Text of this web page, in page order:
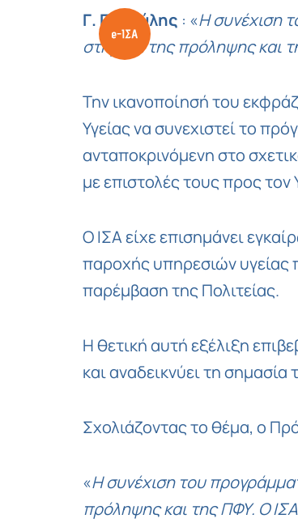
Γ. Πατούλης : «Η συνέχιση
στήριξη της πρόληψης και
Την ικανοποίησή του
Υγείας να συνεχιστεί το
ανταποκρινόμενη στο
με επιστολές τους προς τον
Ο ΙΣΑ είχε επισημάνει
παροχής υπηρεσιών υγείας
παρέμβαση της Πολιτείας.
Η θετική αυτή εξέλιξη
και αναδεικνύει τη
Σχολιάζοντας το θέμα, ο
«Η συνέχιση του
πρόληψης και της ΠΦΥ. Ο